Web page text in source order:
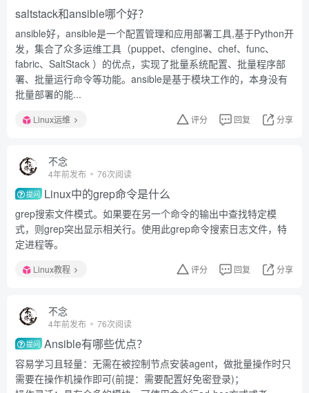
saltstack和ansible哪个好？
ansible好，ansible是一个配置管理和应用部署工具,基于Python开
发，集合了众多运维工具（puppet、cfengine、chef、func、
fabric、SaltStack ）的优点，实现了批量系统配置、批量程序部
署、批量运行命令等功能。ansible是基于模块工作的，本身没有
批量部署的能...
Linux运维 评分 回复 分享
不念
4年前发布 76次阅读
提问 Linux中的grep命令是什么
grep搜索文件模式。如果要在另一个命令的输出中查找特定模
式，则grep突出显示相关行。使用此grep命令搜索日志文件，特
定进程等。
Linux教程 评分 回复 分享
不念
4年前发布 76次阅读
提问 Ansible有哪些优点？
容易学习且轻量：无需在被控制节点安装agent，做批量操作时只
需要在操作机操作即可(前提：需要配置好免密登录)；